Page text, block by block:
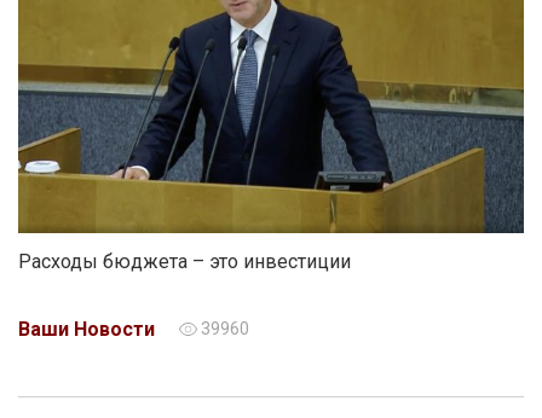
Расходы бюджета – это инвестиции
Ваши Новости 39960